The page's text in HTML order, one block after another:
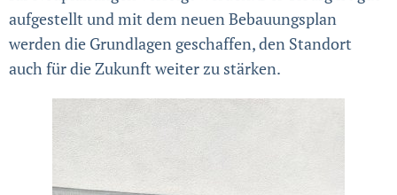
aufgestellt und mit dem neuen Bebauungsplan
werden die Grundlagen geschaffen, den Standort
auch für die Zukunft weiter zu stärken.